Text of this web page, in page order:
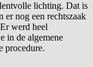
lichting. Dat is
nog een rechtszaak
werd heel
in de algemene
procedure.